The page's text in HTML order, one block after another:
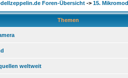
Foren-Übersicht -> 15.
Themen
weltweit